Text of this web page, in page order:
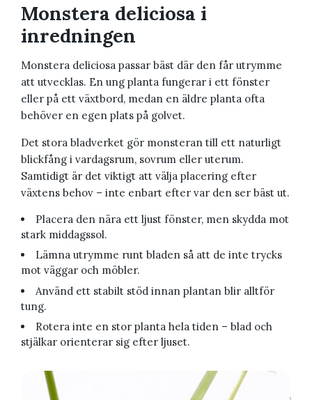
Monstera deliciosa i
inredningen
Monstera deliciosa passar bäst där den får utrymme
att utvecklas. En ung planta fungerar i ett fönster
eller på ett växtbord, medan en äldre planta ofta
behöver en egen plats på golvet.
Det stora bladverket gör monsteran till ett naturligt
blickfång i vardagsrum, sovrum eller uterum.
Samtidigt är det viktigt att välja placering efter
växtens behov – inte enbart efter var den ser bäst ut.
Placera den nära ett ljust fönster, men skydda mot
stark middagssol.
Lämna utrymme runt bladen så att de inte trycks
mot väggar och möbler.
Använd ett stabilt stöd innan plantan blir alltför
tung.
Rotera inte en stor planta hela tiden – blad och
stjälkar orienterar sig efter ljuset.